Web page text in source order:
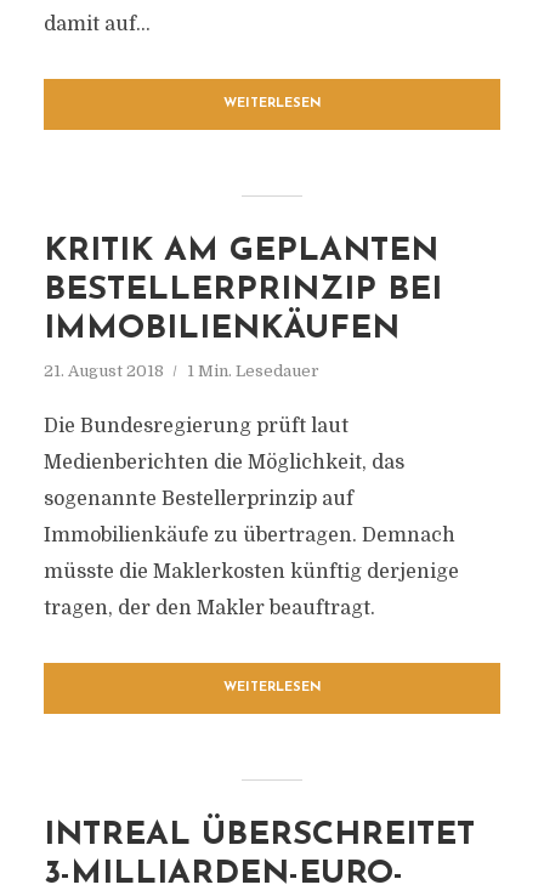
damit auf...
WEITERLESEN
KRITIK AM GEPLANTEN
BESTELLERPRINZIP BEI
IMMOBILIENKÄUFEN
21. August 2018 1 Min. Lesedauer
Die Bundesregierung prüft laut
Medienberichten die Möglichkeit, das
sogenannte Bestellerprinzip auf
Immobilienkäufe zu übertragen. Demnach
müsste die Maklerkosten künftig derjenige
tragen, der den Makler beauftragt.
WEITERLESEN
INTREAL ÜBERSCHREITET
3-MILLIARDEN-EURO-